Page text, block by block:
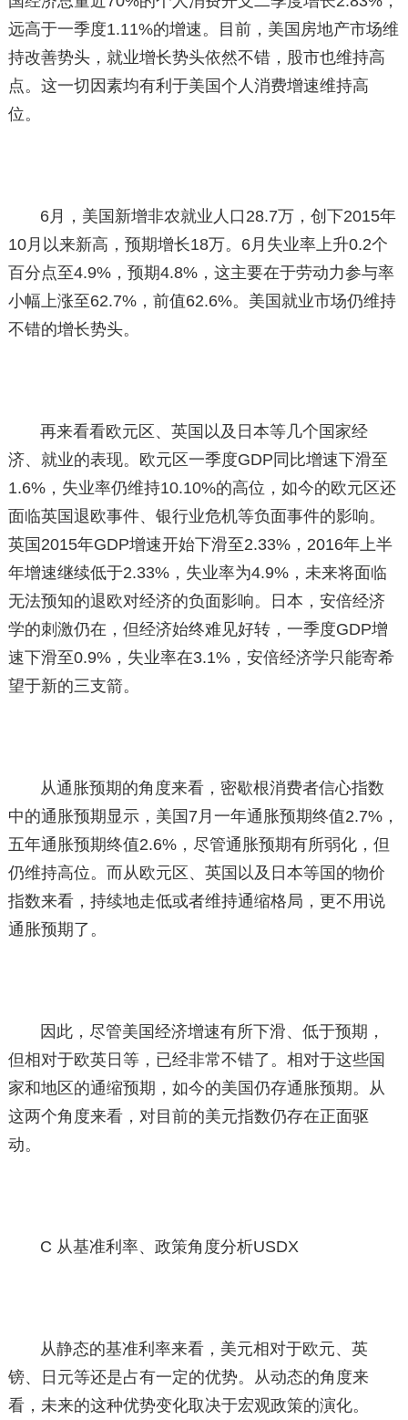
远高于一季度1.11%的增速。目前，美国房地产市场维
持改善势头，就业增长势头依然不错，股市也维持高
点。这一切因素均有利于美国个人消费增速维持高
位。
6月，美国新增非农就业人口28.7万，创下2015年
10月以来新高，预期增长18万。6月失业率上升0.2个
百分点至4.9%，预期4.8%，这主要在于劳动力参与率
小幅上涨至62.7%，前值62.6%。美国就业市场仍维持
不错的增长势头。
再来看看欧元区、英国以及日本等几个国家经
济、就业的表现。欧元区一季度GDP同比增速下滑至
1.6%，失业率仍维持10.10%的高位，如今的欧元区还
面临英国退欧事件、银行业危机等负面事件的影响。
英国2015年GDP增速开始下滑至2.33%，2016年上半
年增速继续低于2.33%，失业率为4.9%，未来将面临
无法预知的退欧对经济的负面影响。日本，安倍经济
学的刺激仍在，但经济始终难见好转，一季度GDP增
速下滑至0.9%，失业率在3.1%，安倍经济学只能寄希
望于新的三支箭。
从通胀预期的角度来看，密歇根消费者信心指数
中的通胀预期显示，美国7月一年通胀预期终值2.7%，
五年通胀预期终值2.6%，尽管通胀预期有所弱化，但
仍维持高位。而从欧元区、英国以及日本等国的物价
指数来看，持续地走低或者维持通缩格局，更不用说
通胀预期了。
因此，尽管美国经济增速有所下滑、低于预期，
但相对于欧英日等，已经非常不错了。相对于这些国
家和地区的通缩预期，如今的美国仍存通胀预期。从
这两个角度来看，对目前的美元指数仍存在正面驱
动。
C 从基准利率、政策角度分析USDX
从静态的基准利率来看，美元相对于欧元、英
镑、日元等还是占有一定的优势。从动态的角度来
看，未来的这种优势变化取决于宏观政策的演化。